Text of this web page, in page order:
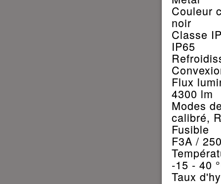
Couleur
noir
Classe
IP65
Flux
4300 lm
Modes
calibré,
Fusible
F3A /
-15 - 40
Taux